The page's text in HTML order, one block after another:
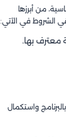
من أبرزها
الشروط في الآتي:
معترف بها.
واستكمال